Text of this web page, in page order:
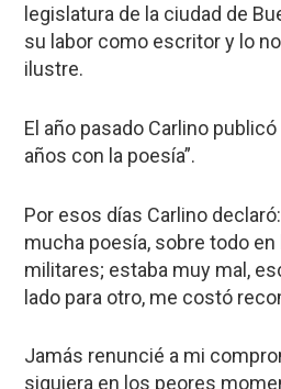
legislatura de la ciudad de
su labor como escritor y lo
ilustre.
El año pasado Carlino
años con la poesía”.
Por esos días Carlino
mucha poesía, sobre todo
militares; estaba muy mal,
lado para otro, me costó
Jamás renuncié a mi
siquiera en los peores